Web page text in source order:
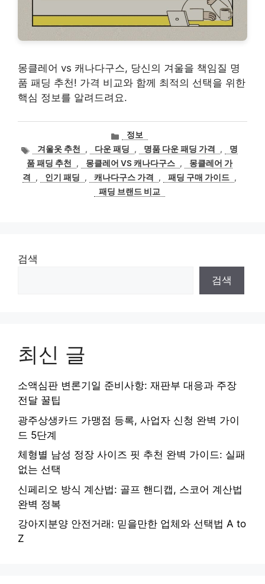
몽클레어 vs 캐나다구스, 당신의 겨울을 책임질 명
품 패딩 추천! 가격 비교와 함께 최적의 선택을 위한
핵심 정보를 알려드려요.
카
테
고
리
정보
태
그
겨울옷 추천 , 다운 패딩 , 명품 다운 패딩 가격 ,
명
품 패딩 추천
, 몽클레어 VS 캐나다구스 ,
몽클레어 가
격
, 인기 패딩 , 캐나다구스 가격 , 패딩 구매 가이드 ,
패딩 브랜드 비교
검색
검색
최신 글
소액심판 변론기일 준비사항: 재판부 대응과 주장
전달 꿀팁
광주상생카드 가맹점 등록, 사업자 신청 완벽 가이
드 5단계
체형별 남성 정장 사이즈 핏 추천 완벽 가이드: 실패
없는 선택
신페리오 방식 계산법: 골프 핸디캡, 스코어 계산법
완벽 정복
강아지분양 안전거래: 믿을만한 업체와 선택법 A to
Z